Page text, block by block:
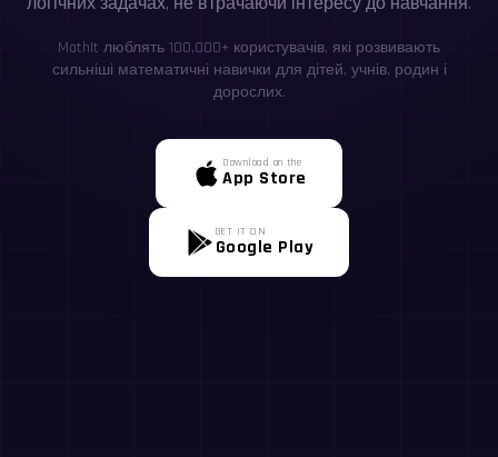
MathIt люблять 100,000+ користувачів, які розвивають
сильніші математичні навички для дітей, учнів, родин і
дорослих.
Download on the
App Store
GET IT ON
Google Play